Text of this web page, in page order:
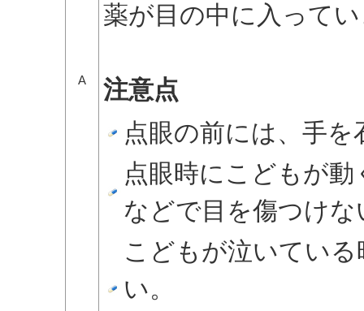
A
薬が目の中に入って
注意点
点眼の前には、手
点眼時にこどもが
などで目を傷つけ
こどもが泣いてい
い。